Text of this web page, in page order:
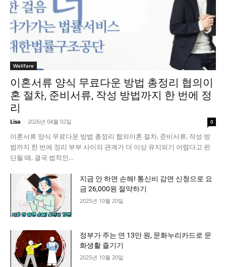
Wellfare
이혼서류 양식 무료다운 방법 총정리 협의이
혼 절차, 준비서류, 작성 방법까지 한 번에 정
리
Lisa - 2026년 04월 02일 0
이혼서류 양식 무료다운 방법 총정리 협의이혼 절차, 준비서류, 작성 방
법까지 한 번에 정리 부부 사이의 관계가 더 이상 유지되기 어렵다고 판
단될 때, 결국 법적인...
지금 안 하면 손해! 통신비 감면 신청으로 요
금 26,000원 절약하기
2025년 10월 20일
정부가 주는 연 13만 원, 문화누리카드로 문
화생활 즐기기
2025년 10월 20일